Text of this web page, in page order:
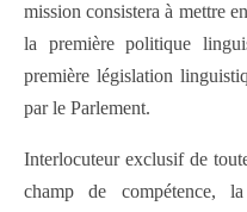
mission consistera à mettre
la première politique
première législation
par le Parlement.
Interlocuteur exclusif de
champ de compétence,